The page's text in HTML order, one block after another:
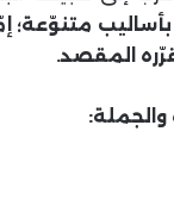
بأساليب
المقصد.